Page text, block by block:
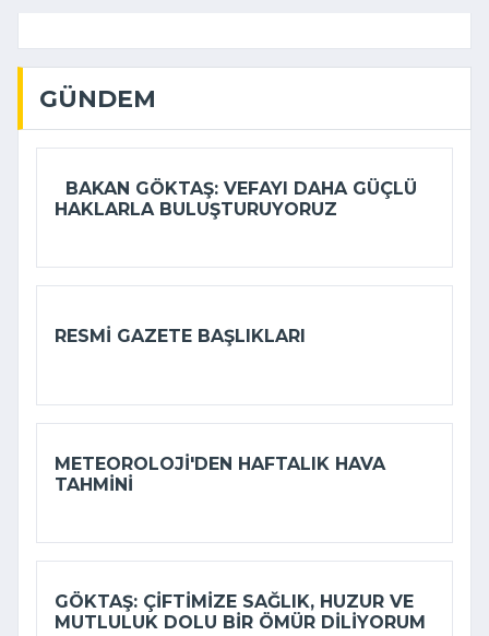
GÜNDEM
BAKAN GÖKTAŞ: VEFAYI DAHA GÜÇLÜ
HAKLARLA BULUŞTURUYORUZ
RESMI GAZETE BAŞLIKLARI
METEOROLOJI'DEN HAFTALIK HAVA
TAHMINI
GÖKTAŞ: ÇIFTIMIZE SAĞLIK, HUZUR VE
MUTLULUK DOLU BIR ÖMÜR DILIYORUM